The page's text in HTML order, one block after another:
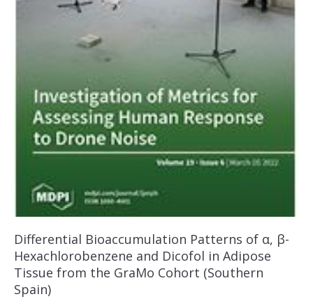
Differential Bioaccumulation Patterns of α, β-
Hexachlorobenzene and Dicofol in Adipose
Tissue from the GraMo Cohort (Southern
Spain)